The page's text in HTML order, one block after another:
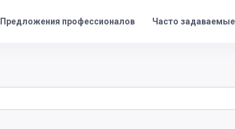
Предложения профессионалов Часто